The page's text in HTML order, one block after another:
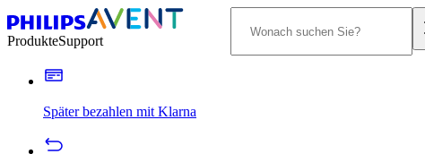
ProdukteSupport
Später bezahlen mit Klarna